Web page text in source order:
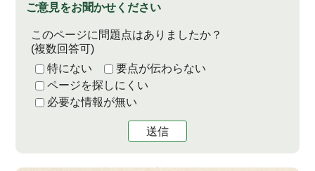
ご意見をお聞かせください
このページに問題点はありましたか？
(複数回答可)
特にない
要点が伝わらない
ページを探しにくい
必要な情報が無い
送信